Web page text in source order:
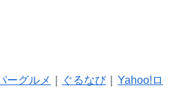
ーグルメ ぐるなび｜ Yahoo!ロ